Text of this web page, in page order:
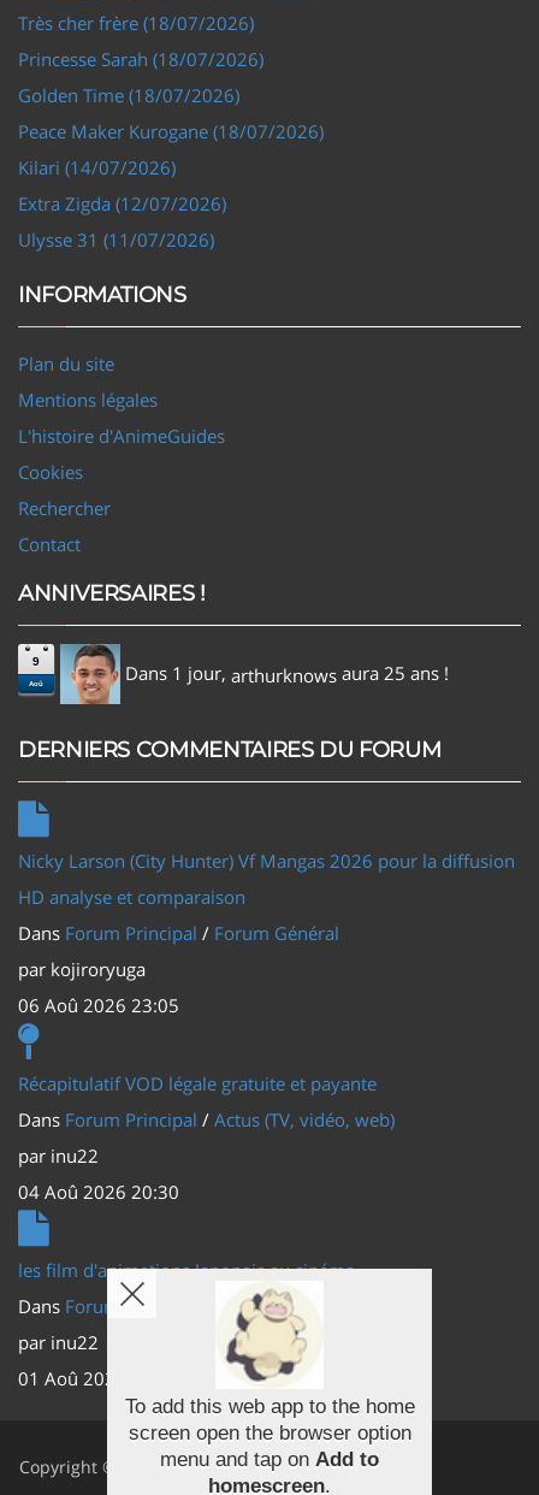
Très cher frère (18/07/2026)
Princesse Sarah (18/07/2026)
Golden Time (18/07/2026)
Peace Maker Kurogane (18/07/2026)
Kilari (14/07/2026)
Extra Zigda (12/07/2026)
Ulysse 31 (11/07/2026)
INFORMATIONS
Plan du site
Mentions légales
L'histoire d'AnimeGuides
Cookies
Rechercher
Contact
ANNIVERSAIRES !
9
Aoû Dans 1 jour, arthurknows aura 25 ans !
DERNIERS COMMENTAIRES DU FORUM
Nicky Larson (City Hunter) Vf Mangas 2026 pour la diffusion
HD analyse et comparaison
Dans Forum Principal / Forum Général
par kojiroryuga
06 Aoû 2026 23:05
Récapitulatif VOD légale gratuite et payante
Dans Forum Principal / Actus (TV, vidéo, web)
par inu22
04 Aoû 2026 20:30
les film d'animations Japonais au cinéma
Dans Forum Principal
Actus (TV, vidéo, web)
par inu22
01 Aoû 2026 20:56
Copyright ©
Facebook
To add this web app to the home
screen open the browser option
menu and tap on Add to
homescreen.